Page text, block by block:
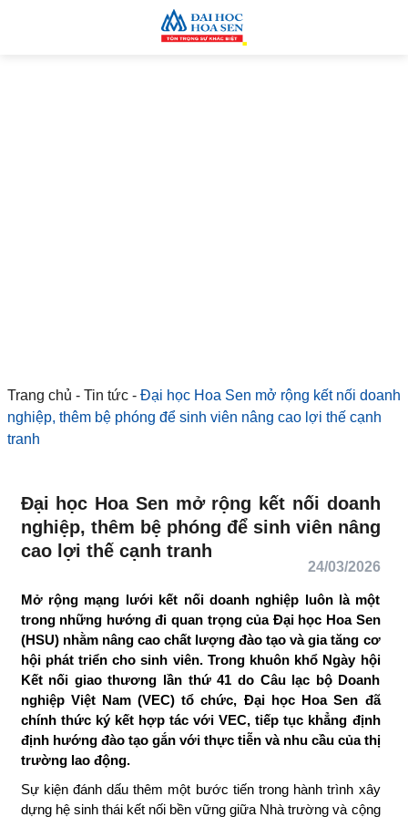
Trang chủ-Tin tức-Đại học Hoa Sen mở rộng kết nối
doanh nghiệp, thêm bệ phóng để sinh viên nâng cao lợi
thế cạnh tranh
Đại học Hoa Sen mở rộng kết nối doanh
nghiệp, thêm bệ phóng để sinh viên
nâng cao lợi thế cạnh tranh
24/03/2026
Mở rộng mạng lưới kết nối doanh nghiệp luôn là một
trong những hướng đi quan trọng của Đại học Hoa
Sen (HSU) nhằm nâng cao chất lượng đào tạo và gia
tăng cơ hội phát triển cho sinh viên. Trong khuôn
khổ Ngày hội Kết nối giao thương lần thứ 41 do Câu
lạc bộ Doanh nghiệp Việt Nam (VEC) tổ chức, Đại học
Hoa Sen đã chính thức ký kết hợp tác với VEC, tiếp
tục khẳng định định hướng đào tạo gắn với thực tiễn
và nhu cầu của thị trường lao động.
Sự kiện đánh dấu thêm một bước tiến trong hành trình xây
dựng hệ sinh thái kết nối bền vững giữa Nhà trường và